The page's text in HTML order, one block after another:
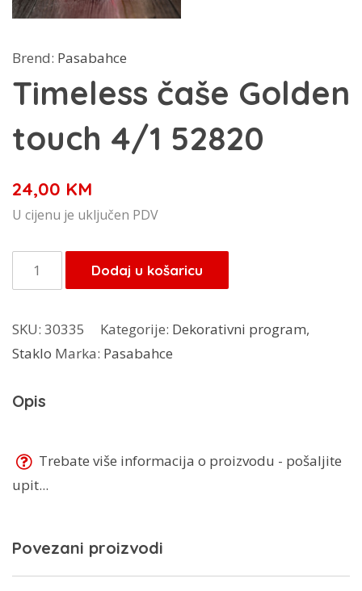
Brend: Pasabahce
Timeless čaše Golden
touch 4/1 52820
24,00 KM
U cijenu je uključen PDV
Timeless
čaše
touch
4/1
količina
Dodaj u košaricu
SKU: 30335 Kategorije: Dekorativni program,
Staklo Marka: Pasabahce
Opis
Trebate više informacija o proizvodu - pošaljite
upit...
Povezani proizvodi